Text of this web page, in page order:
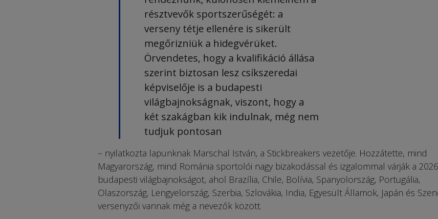
résztvevők sportszerűségét: a
verseny tétje ellenére is sikerült
megőrizniük a hidegvérüket.
Örvendetes, hogy a kvalifikáció állása
szerint biztosan lesz csíkszeredai
képviselője is a budapesti
világbajnokságnak, viszont, hogy a
két szakágban kik indulnak, még nem
tudjuk pontosan
– nyilatkozta lapunknak Marschal István, a Stickbreakers vezetője. Hozzátette, mind
Magyarország, mind Románia sportolói nagy bizakodással és izgalommal várják a
budapesti világbajnokságot, ahol Brazília, Chile, Bolívia, Spanyolország, Portugália,
Olaszország, Lengyelország, Szerbia, Szlovákia, India, Egyesült Államok, Japán és
versenyzői vannak még a nevezők között.